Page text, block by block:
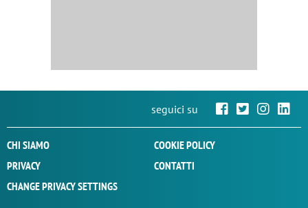
seguici su
CHI SIAMO
COOKIE POLICY
PRIVACY
CONTATTI
CHANGE PRIVACY SETTINGS